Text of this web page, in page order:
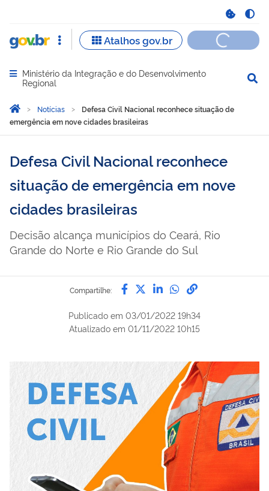
Abrir menu principal de navegação
Ministério da Integração e do Desenvolvimento
Regional
Você está aqui:
Página Inicial
Notícias
Defesa Civil Nacional reconhece situação de
emergência em nove cidades brasileiras
Defesa Civil Nacional reconhece
situação de emergência em nove
cidades brasileiras
Decisão alcança municípios do Ceará, Rio
Grande do Norte e Rio Grande do Sul
Compartilhe: Compartilhe por Facebook
Compartilhe por Twitter
Compartilhe por
Compartilhe
link para
Publicado em 03/01/2022 19h34
Atualizado em 01/11/2022 10h15